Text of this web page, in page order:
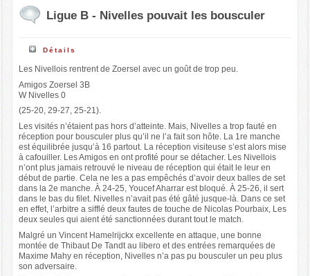
Ligue B - Nivelles pouvait les bousculer
Détails
Les Nivellois rentrent de Zoersel avec un goût de trop peu.
Amigos Zoersel 3B
W Nivelles 0
(25-20, 29-27, 25-21).
Les visités n’étaient pas hors d’atteinte. Mais, Nivelles a trop fauté en
réception pour bousculer plus qu’il ne l’a fait son hôte. La 1re manche
est équilibrée jusqu’à 16 partout. La réception visiteuse s’est alors mise
à cafouiller. Les Amigos en ont profité pour se détacher. Les Nivellois
n’ont plus jamais retrouvé le niveau de réception qui était le leur en
début de partie. Cela ne les a pas empêchés d’avoir deux balles de set
dans la 2e manche. À 24-25, Youcef Aharrar est bloqué. À 25-26, il sert
dans le bas du filet. Nivelles n’avait pas été gâté jusque-là. Dans ce set
en effet, l’arbitre a sifflé deux fautes de touche de Nicolas Pourbaix, Les
deux seules qui aient été sanctionnées durant tout le match.
Malgré un Vincent Hamelrijckx excellente en attaque, une bonne
montée de Thibaut De Tandt au libero et des entrées remarquées de
Maxime Mahy en réception, Nivelles n’a pas pu bousculer un peu plus
son adversaire.